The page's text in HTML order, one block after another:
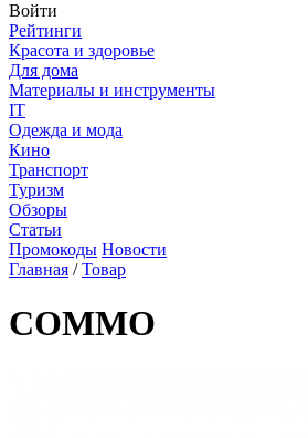
Войти
Рейтинги
Красота и здоровье
Для дома
Материалы и инструменты
IT
Одежда и мода
Кино
Транспорт
Туризм
Обзоры
Статьи
Промокоды Новости
Главная /Товар
COMMO